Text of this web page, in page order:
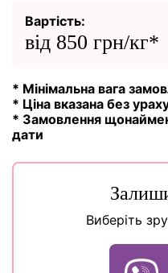
Вартість:
від 850 грн/кг*
* Мінімальна вага
* Ціна вказана без
* Замовлення
дати
Виберіть